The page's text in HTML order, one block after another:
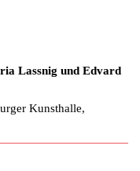
Lassnig und Edvard
Kunsthalle,